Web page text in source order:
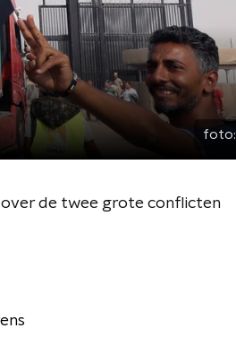
foto:
de twee grote conflicten